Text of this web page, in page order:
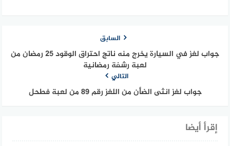
السابق
جواب لغز في السيارة يخرج منه ناتج احتراق الوقود 25 رمضان من
لعبة رشفة رمضانية
التالي
جواب لغز انثى الضأن من اللغز رقم 89 من لعبة فطحل
إقرأ أيضا